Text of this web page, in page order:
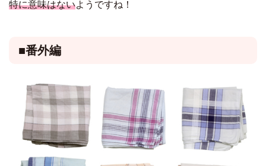
特に意味はないようですね！
■番外編